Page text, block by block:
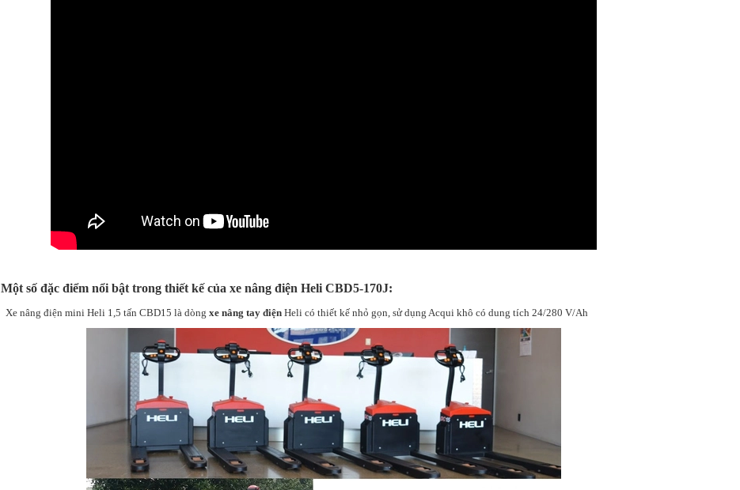
Một số đặc điểm nổi bật trong thiết kế của xe nâng điện Heli CBD5-170J:
Xe nâng điện mini Heli 1,5 tấn CBD15 là dòng xe nâng tay điệnHeli có thiết kế nhỏ gọn, sử dụng Acqui khô có dung tích 24/280 V/Ah